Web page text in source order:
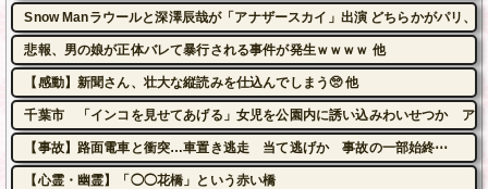
Snow Manラウールと深澤辰哉が「アナザースカイ」出演 どちらかがパリ、
悲報、男の娘が正体バレて暴行される事件が発生ｗｗｗｗ 他
【感動】新聞さん、壮大な縦読みを仕込んでしまう🥺 他
千葉市 「インコを見せてあげる」女児を公園内に誘い込みわいせつか ア
【事故】路面電車と衝突…車置き逃走 当て逃げか 事故の一部始終⋯
【心霊・幽霊】「◯◯花橋」という赤い橋